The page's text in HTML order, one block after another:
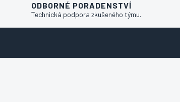
ODBORNÉ PORADENSTVÍ
Technická podpora zkušeného týmu.